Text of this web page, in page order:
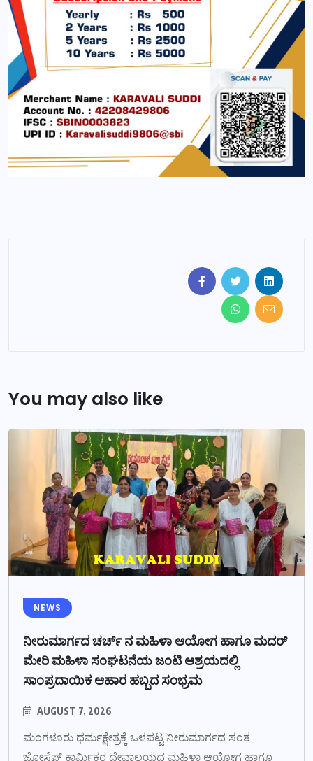
You may also like
NEWS
ನೀರುಮಾರ್ಗದ ಚರ್ಚ್ ನ ಮಹಿಳಾ ಆಯೋಗ ಹಾಗೂ ಮದರ್
ಮೇರಿ ಮಹಿಳಾ ಸಂಘಟನೆಯ ಜಂಟಿ ಆಶ್ರಯದಲ್ಲಿ
ಸಾಂಪ್ರದಾಯಿಕ ಆಹಾರ ಹಬ್ಬದ ಸಂಭ್ರಮ
AUGUST 7, 2026
ಮಂಗಳೂರು ಧರ್ಮಕ್ಷೇತ್ರಕ್ಕೆ ಒಳಪಟ್ಟ ನೀರುಮಾರ್ಗದ ಸಂತ
ಜೋಸೆಫ್ ಕಾರ್ಮಿಕರ ದೇವಾಲಯದ ಮಹಿಳಾ ಆಯೋಗ ಹಾಗೂ